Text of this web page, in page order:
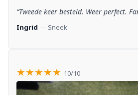
“Tweede keer besteld. Weer perfect.
Ingrid — Sneek
★★★★★ 10/10